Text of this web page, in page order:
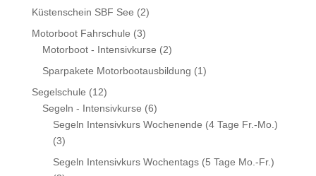
Produkte
Küstenschein SBF See 22
Motorboot Fahrschule 33
Produkte
Motorboot - Intensivkurse 22
Produkte
Sparpakete Motorbootausbildung 11
Segelschule 1212
Produkte
Segeln - Intensivkurse 66
Produkte
Segeln Intensivkurs Wochenende (4 Tage Fr.-Mo.)
33
Produkte
Segeln Intensivkurs Wochentags (5 Tage Mo.-Fr.)